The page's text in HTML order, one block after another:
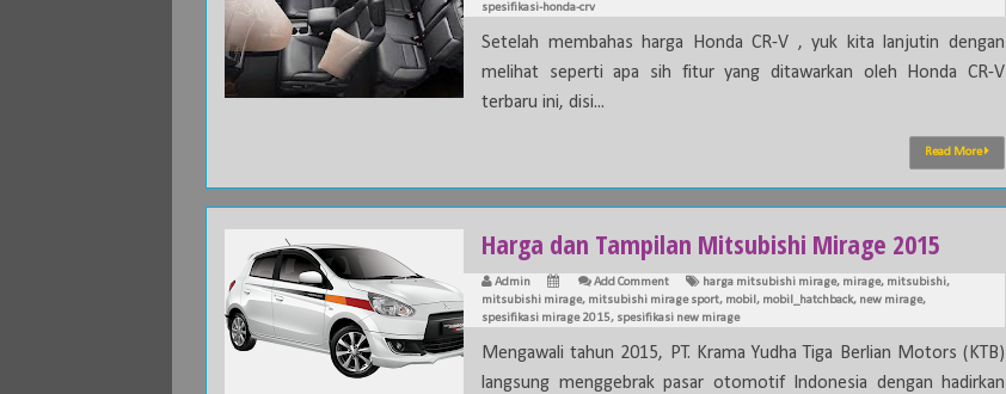
spesifikasi-honda-crv
Setelah membahas harga Honda CR-V , yuk kita lanjutin dengan
melihat seperti apa sih fitur yang ditawarkan oleh Honda CR-V
terbaru ini, disi...
Read More
Harga dan Tampilan Mitsubishi Mirage 2015
Admin Add Comment harga mitsubishi mirage, mirage, mitsubishi,
mitsubishi mirage, mitsubishi mirage sport, mobil , mobil_hatchback, new mirage,
spesifikasi mirage 2015, spesifikasi new mirage
Mengawali tahun 2015, PT. Krama Yudha Tiga Berlian Motors (KTB)
langsung menggebrak pasar otomotif Indonesia dengan hadirkan